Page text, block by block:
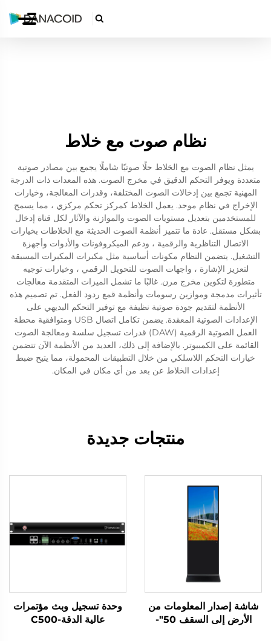

نظام صوت مع خلاط
يمثل نظام الصوت مع الخلاط حلًا صوتيًا شاملًا يجمع بين مصادر صوتية
متعددة ويوفر التحكم الدقيق في مخرج الصوت. هذه المعدات ذات الدرجة
المهنية تجمع بين إدخالات الصوت المختلفة، وقدرات المعالجة، وخيارات
الإخراج في نظام موحد. يعمل الخلاط كمركز تحكم مركزي ، مما يسمح
للمستخدمين بتعديل مستويات الصوت والموازنة والآثار لكل قناة إدخال
بشكل مستقل. عادة ما تتميز أنظمة الصوت الحديثة مع الخلاطات بخيارات
الاتصال التناظرية والرقمية ، ودعم الميكروفونات والأدوات وأجهزة
التشغيل. يتضمن النظام مكونات أساسية مثل مكبرات المكبرات المسبقة
لتعزيز الإشارة ، واجهات الصوت للتحويل الرقمي ، وخيارات توجيه
متطورة لتكوين مخرج مرن. غالبًا ما تشمل الميزات المتقدمة معالجات
تأثيرات مدمجة وموازين رسومات وأنظمة قمع ردود الفعل. تم تصميم هذه
الأنظمة لتقديم جودة صوتية نظيفة مع توفير التحكم البديهي على
الإعدادات الصوتية المعقدة. يضمن تكامل اتصال USB ومتوافقية محطة
العمل الصوتية الرقمية (DAW) قدرات تسجيل سلسة ومعالجة الصوت
القائمة على الكمبيوتر. بالإضافة إلى ذلك، العديد من الأنظمة الآن تتضمن
خيارات التحكم اللاسلكي من خلال التطبيقات المحمولة، مما يتيح ضبط
إعدادات الخلاط عن بعد من أي مكان في المكان.
منتجات جديدة
شاشة إصدار المعلومات من
الأرض إلى السقف 50"-
وحدة تسجيل وبث مؤتمرات
عالية الدقة-C500